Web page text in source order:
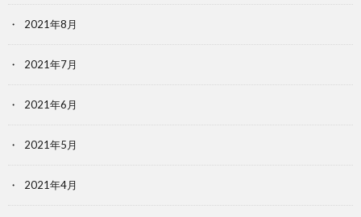
2021年8月
2021年7月
2021年6月
2021年5月
2021年4月